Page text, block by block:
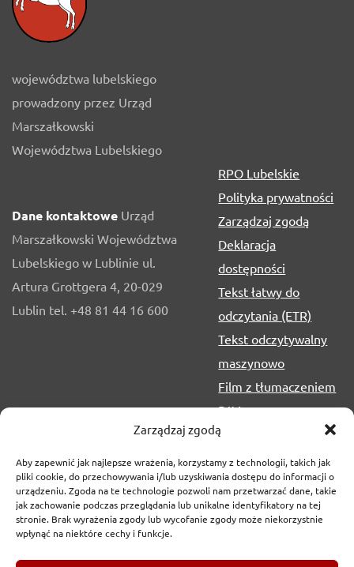
Zarządzaj zgodą
Aby zapewnić jak najlepsze wrażenia, korzystamy z technologii, takich jak
pliki cookie, do przechowywania i/lub uzyskiwania dostępu do informacji o
urządzeniu. Zgoda na te technologie pozwoli nam przetwarzać dane, takie
jak zachowanie podczas przeglądania lub unikalne identyfikatory na tej
stronie. Brak wyrażenia zgody lub wycofanie zgody może niekorzystnie
wpłynąć na niektóre cechy i funkcje.
województwa lubelskiego
prowadzony przez Urząd
Marszałkowski
Województwa Lubelskiego
Dane kontaktowe Urząd
Marszałkowski Województwa
Lubelskiego w Lublinie ul.
Artura Grottgera 4, 20-029
Lublin tel. +48 81 44 16 600
RPO Lubelskie
Polityka prywatności
Zarządzaj zgodą
Deklaracja
dostępności
Tekst łatwy do
odczytania (ETR)
Tekst odczytywalny
maszynowo
Film z tłumaczeniem
PJM